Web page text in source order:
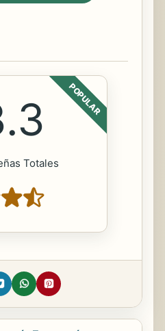
POPULAR
Totales